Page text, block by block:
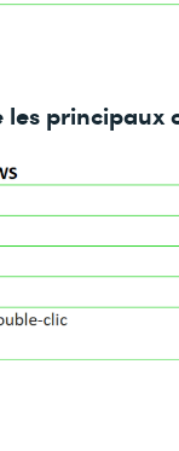
les principaux